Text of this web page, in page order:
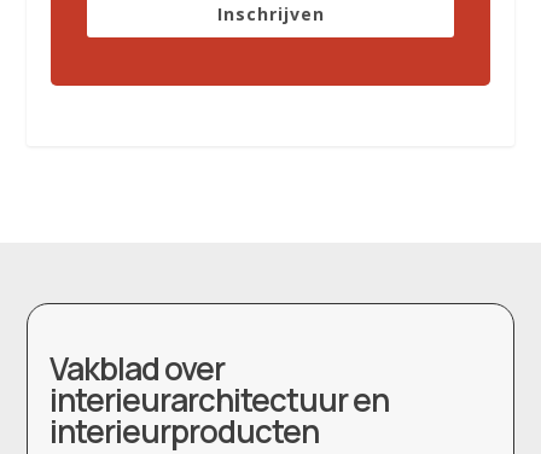
Inschrijven
Vakblad over
interieurarchitectuur en
interieurproducten